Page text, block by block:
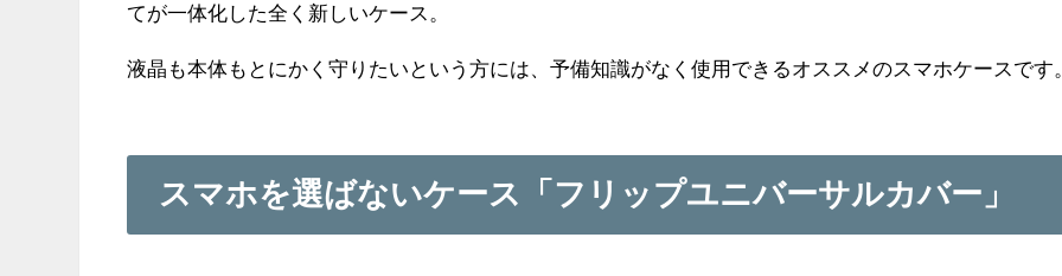
てが一体化した全く新しいケース。
液晶も本体もとにかく守りたいという方には、予備知識がなく使用できるオススメのスマホケースです
スマホを選ばないケース「フリップユニバーサルカバー」